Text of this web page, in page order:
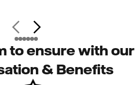
to ensure with our
& Benefits